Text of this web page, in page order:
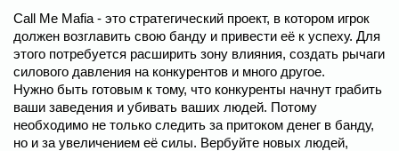
Call Me Mafia - это стратегический проект, в котором игрок
должен возглавить свою банду и привести её к успеху. Для
этого потребуется расширить зону влияния, создать рычаги
силового давления на конкурентов и много другое.
Нужно быть готовым к тому, что конкуренты начнут грабить
ваши заведения и убивать ваших людей. Потому
необходимо не только следить за притоком денег в банду,
но и за увеличением её силы. Вербуйте новых людей,